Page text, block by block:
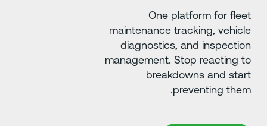
One platform for
maintenance tracking,
diagnostics, and
management. Stop reacting
breakdowns and
preventing